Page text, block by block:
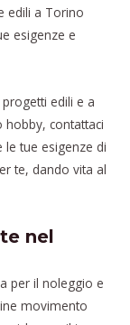
edili a Torino
esigenze e
edili e a
contattaci
tue esigenze di
te, dando vita al
nel
per il noleggio e
movimento